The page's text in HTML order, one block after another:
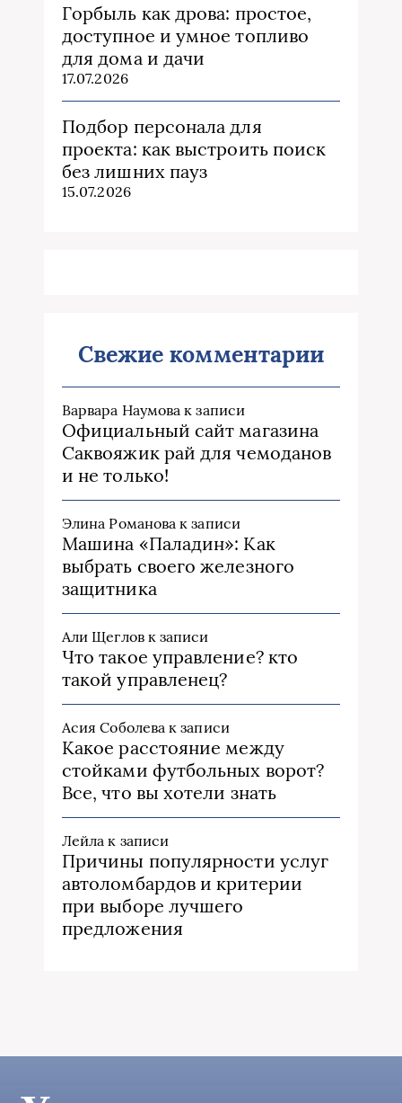
Горбыль как дрова: простое,
доступное и умное топливо
для дома и дачи
17.07.2026
Подбор персонала для
проекта: как выстроить поиск
без лишних пауз
15.07.2026
Свежие комментарии
Варвара Наумова к записи
Официальный сайт магазина
Саквояжик рай для чемоданов
и не только!
Элина Романова к записи
Машина «Паладин»: Как
выбрать своего железного
защитника
Али Щегловк записи
Что такое управление? кто
такой управленец?
Асия Соболева к записи
Какое расстояние между
стойками футбольных ворот?
Все, что вы хотели знать
Лейла к записи
Причины популярности услуг
автоломбардов и критерии
при выборе лучшего
предложения